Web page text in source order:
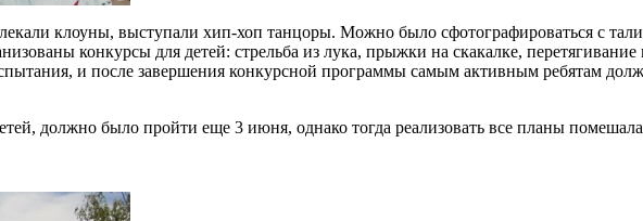
клоуны, выступали хип-хоп танцоры. Можно было сфотографироваться с
конкурсы для детей: стрельба из лука, прыжки на скакалке,
и после завершения конкурсной программы самым активным ребятам
должно было пройти еще 3 июня, однако тогда реализовать все планы